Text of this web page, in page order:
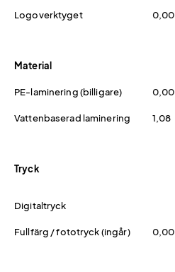
Logoverktyget 0,00
Material
PE-laminering (billigare) 0,00
Vattenbaserad laminering 1,08
Tryck
Digitaltryck
Fullfärg / fototryck (ingår) 0,00